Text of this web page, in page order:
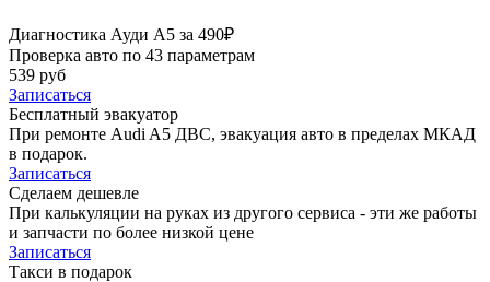
Диагностика Ауди А5 за 490₽
Проверка авто по 43 параметрам
539 руб
Записаться
Бесплатный эвакуатор
При ремонте Audi A5 ДВС, эвакуация авто в пределах МКАД
в подарок.
Записаться
Сделаем дешевле
При калькуляции на руках из другого сервиса - эти же работы
и запчасти по более низкой цене
Записаться
Такси в подарок